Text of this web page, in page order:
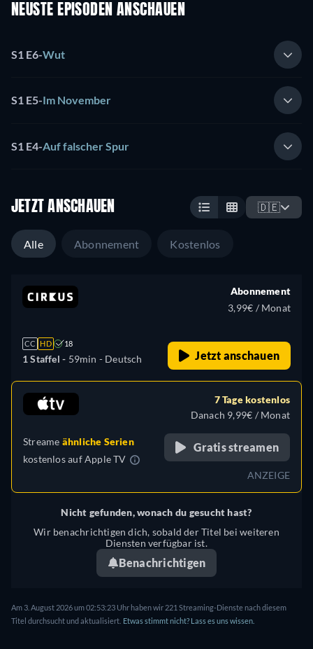
NEUSTE EPISODEN ANSCHAUEN
S1 E6-Wut
S1 E5-Im November
S1 E4-Auf falscher Spur
JETZT ANSCHAUEN 🇩🇪
Alle Abonnement Kostenlos
CC HD 18
1 Staffel - 59min - Deutsch
Abonnement
3,99€ / Monat
Jetzt anschauen
Streame ähnliche Serien
kostenlos aufApple TV
7 Tage kostenlos
Danach 9,99€ / Monat
Gratis streamen
ANZEIGE
Nicht gefunden, wonach du gesucht hast?
Wir benachrichtigen dich, sobald der Titel bei weiteren
Diensten verfügbar ist.
Benachrichtigen
Am 3. August 2026 um 02:53:23 Uhr haben wir 221 Streaming-Dienste nach diesem
Titel durchsucht und aktualisiert. Etwas stimmt nicht? Lass es uns wissen.